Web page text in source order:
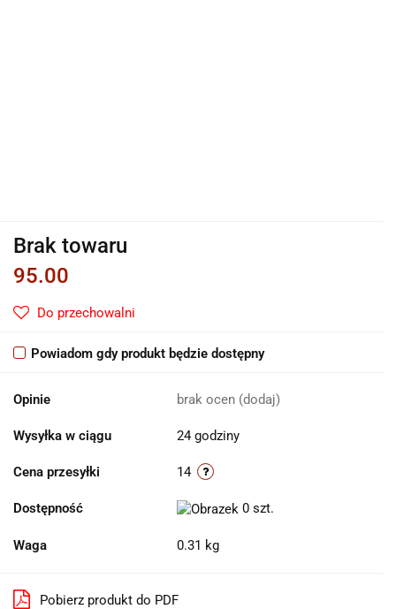
Brak towaru
95.00
Do przechowalni
Powiadom gdy produkt będzie dostępny
Opinie brak ocen (dodaj)
Wysyłka w ciągu 24 godziny
Cena przesyłki 14
Dostępność 0 szt.
Waga 0.31 kg
Pobierz produkt do PDF